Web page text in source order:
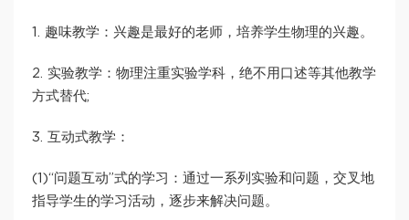
1. 趣味教学：兴趣是最好的老师，培养学生物理的兴趣。
2. 实验教学：物理注重实验学科，绝不用口述等其他教学
方式替代;
3. 互动式教学：
(1)“问题互动”式的学习：通过一系列实验和问题，交叉地
指导学生的学习活动，逐步来解决问题。